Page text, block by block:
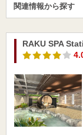
関連情報から探す
RAKU SPA